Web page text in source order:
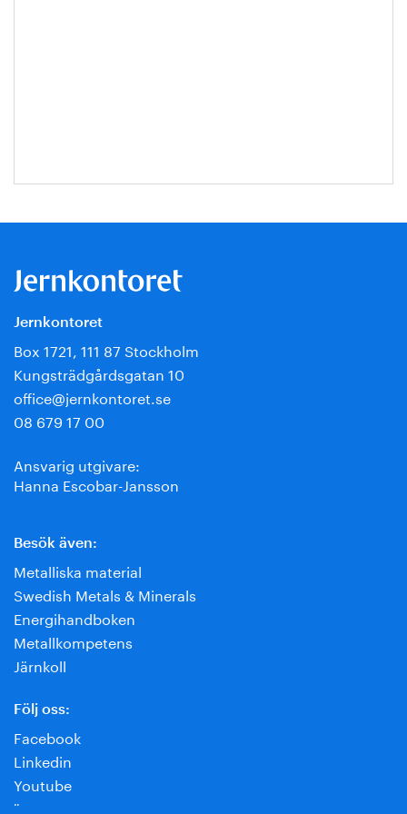
Jernkontoret
Box 1721, 111 87 Stockholm
Kungsträdgårdsgatan 10
office@jernkontoret.se
08 679 17 00
Ansvarig utgivare:
Hanna Escobar-Jansson
Besök även:
Metalliska material
Swedish Metals & Minerals
Energihandboken
Metallkompetens
Järnkoll
Följ oss:
Facebook
Linkedin
Youtube
¨